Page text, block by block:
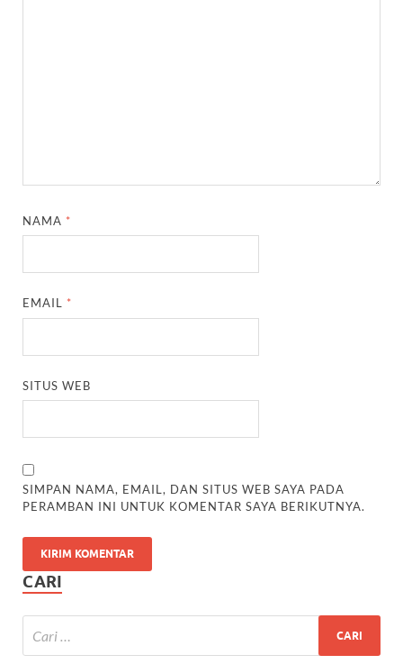
NAMA *
EMAIL *
SITUS WEB
SIMPAN NAMA, EMAIL, DAN SITUS WEB SAYA PADA
PERAMBAN INI UNTUK KOMENTAR SAYA BERIKUTNYA.
CARI